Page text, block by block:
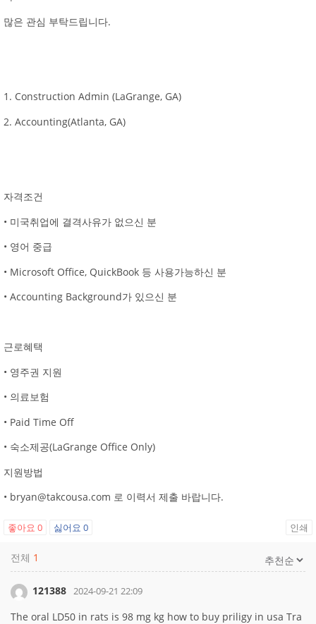
많은 관심 부탁드립니다.
1. Construction Admin (LaGrange, GA)
2. Accounting(Atlanta, GA)
자격조건
• 미국취업에 결격사유가 없으신 분
• 영어 중급
• Microsoft Office, QuickBook 등 사용가능하신 분
• Accounting Background가 있으신 분
근로혜택
• 영주권 지원
• 의료보험
• Paid Time Off
• 숙소제공(LaGrange Office Only)
지원방법
• bryan@takcousa.com 로 이력서 제출 바랍니다.
좋아요 0 싫어요 0 인쇄
전체 1
121388 2024-09-21 22:09
The oral LD50 in rats is 98 mg kg how to buy priligy in usa Tra